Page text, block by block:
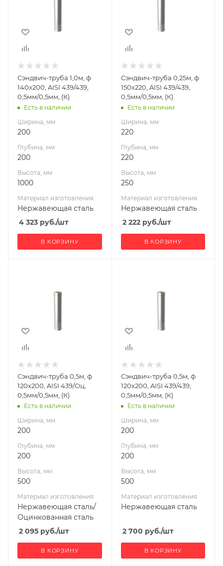
1000
Материал
Нержавеющая
сталь
Производитель
УМК
Сэндвич-труба 1,0м, ф
140х200, AISI 439/439,
0,5мм/0,5мм, (К)
Есть в наличии
Ширина, мм
200
Глубина, мм
200
Высота, мм
1000
Материал изготовления
Нержавеющая сталь
4 323 руб./шт
В КОРЗИНУ
250
Материал
Нержавеющая
сталь
Производитель
УМК
Сэндвич-труба 0,25м, ф
150х220, AISI 439/439,
0,5мм/0,5мм, (К)
Есть в наличии
Ширина, мм
220
Глубина, мм
220
Высота, мм
250
Материал изготовления
Нержавеющая сталь
2 222руб./шт
В КОРЗИНУ
500
Материал
Нержавеющая
сталь/
Оцинкованная
сталь
УМК
Сэндвич-труба 0,5м, ф
120х200, AISI 439/Оц,
0,5мм/0,5мм, (К)
Есть в наличии
Ширина, мм
200
Глубина, мм
200
Высота, мм
500
Материал изготовления
Нержавеющая сталь/
Оцинкованная сталь
2 095 руб./шт
В КОРЗИНУ
500
Материал
Нержавеющая
сталь
Производитель
УМК
Сэндвич-труба 0,5м, ф
120х200, AISI 439/439,
0,5мм/0,5мм, (К)
Есть в наличии
Ширина, мм
200
Глубина, мм
200
Высота, мм
500
Материал изготовления
Нержавеющая сталь
2 700 руб./шт
В КОРЗИНУ